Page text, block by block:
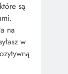
są
na
w